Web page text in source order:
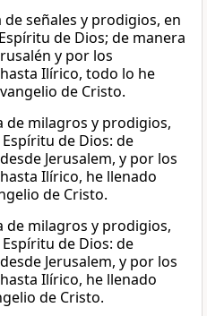
señales y prodigios, en
de Dios; de manera
y por los
Ilírico, todo lo he
de Cristo.
de milagros y prodigios,
de Dios: de
Jerusalem, y por los
Ilírico, he llenado
de Cristo.
de milagros y prodigios,
de Dios: de
Jerusalem, y por los
Ilírico, he llenado
de Cristo.